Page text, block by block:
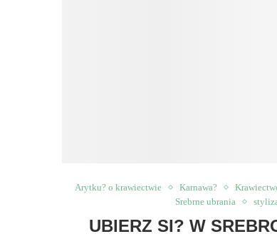
Arytku? o krawiectwie Karnawa?
Srebrne ubrania
UBIERZ SI? W